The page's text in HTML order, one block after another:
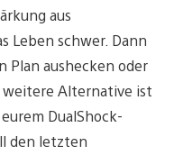
aus
Leben schwer. Dann
Plan aushecken oder
weitere Alternative ist
DualShock-
den letzten